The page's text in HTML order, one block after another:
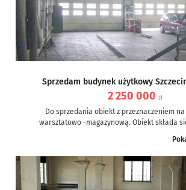
Sprzedam budynek użytkowy
2 250 000 zł
Do sprzedania obiekt z przeznaczeniem
warsztatowo -magazynową. Obiekt składa